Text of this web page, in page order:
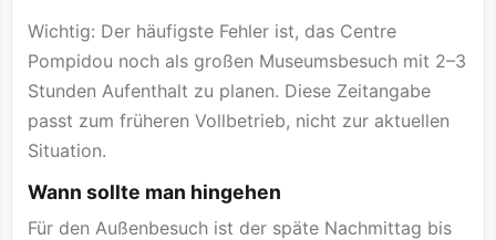
Wichtig: Der häufigste Fehler ist, das Centre
Pompidou noch als großen Museumsbesuch mit 2–3
Stunden Aufenthalt zu planen. Diese Zeitangabe
passt zum früheren Vollbetrieb, nicht zur aktuellen
Situation.
Wann sollte man hingehen
Für den Außenbesuch ist der späte Nachmittag bis